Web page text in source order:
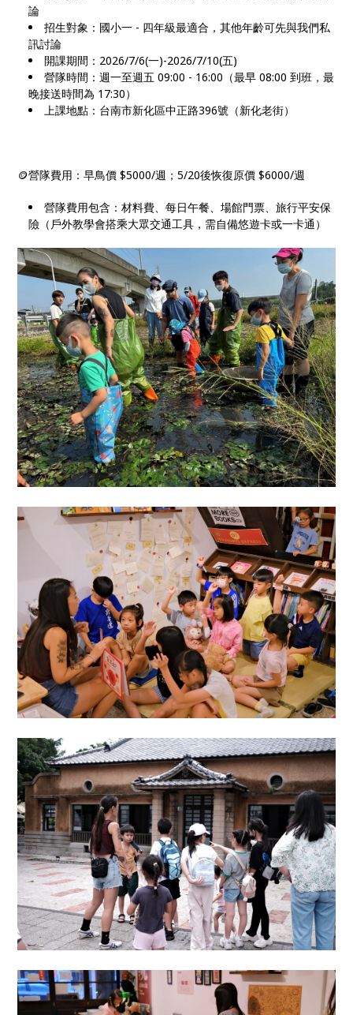
論
招生對象：國小一 - 四年級最適合，其他年齡可先與我們私
訊討論
開課期間：2026/7/6(一)-2026/7/10(五)
營隊時間：週一至週五 09:00 - 16:00（最早 08:00 到班，最
晚接送時間為 17:30）
上課地點：台南市新化區中正路396號（新化老街）
🪙營隊費用：早鳥價 $5000/週；5/20後恢復原價 $6000/週
營隊費用包含：材料費、每日午餐、場館門票、旅行平安保
險（戶外教學會搭乘大眾交通工具，需自備悠遊卡或一卡通）